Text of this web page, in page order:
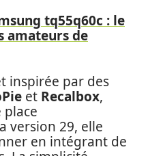
tq55q60c : le
amateurs de
inspirée par des
et Recalbox,
place
version 29, elle
en intégrant de